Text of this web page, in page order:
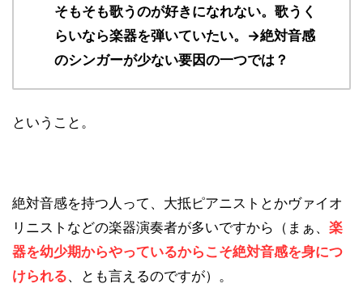
そもそも歌うのが好きになれない。歌うく
らいなら楽器を弾いていたい。→絶対音感
のシンガーが少ない要因の一つでは？
ということ。
絶対音感を持つ人って、大抵ピアニストとかヴァイオ
リニストなどの楽器演奏者が多いですから（まぁ、 楽
器を幼少期からやっているからこそ絶対音感を身につ
けられる、とも言えるのですが）。